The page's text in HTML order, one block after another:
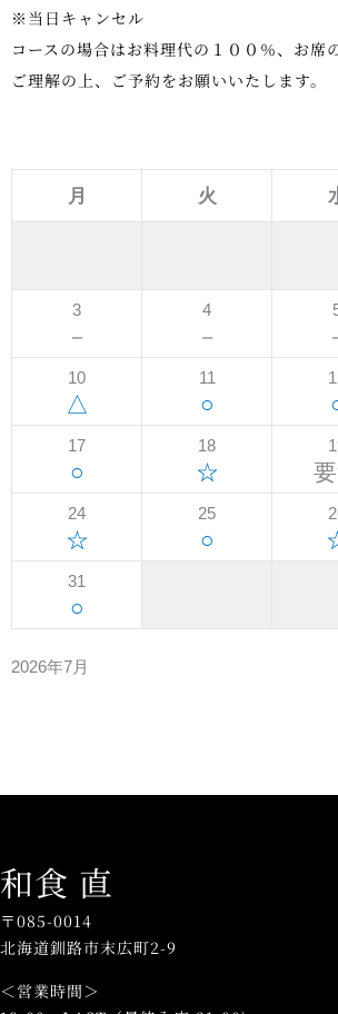
※当日キャンセル
コースの場合はお料理代の１００％、お席
ご理解の上、ご予約をお願いいたします。
月 火
3
－
4
－
10
△
11
○
17
○
18
☆
24
☆
25
○
31
○
2026年7月
和食 直
〒085-0014
北海道釧路市末広町2-9
＜営業時間＞